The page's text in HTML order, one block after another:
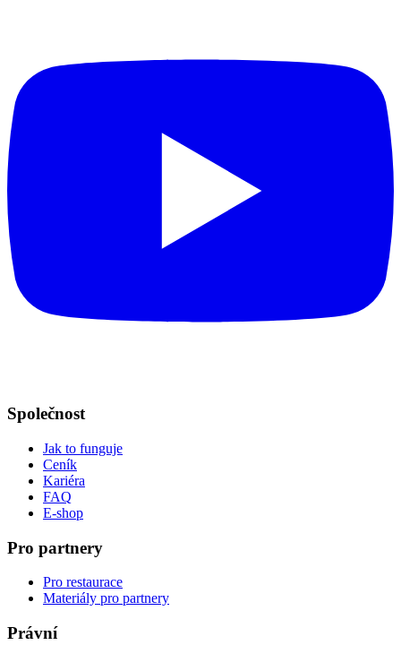
Společnost
Jak to funguje
Ceník
Kariéra
FAQ
E-shop
Pro partnery
Pro restaurace
Materiály pro partnery
Právní